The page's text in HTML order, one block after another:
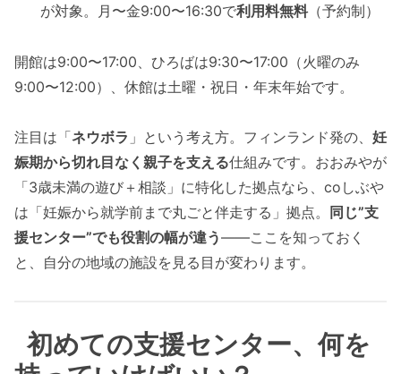
が対象。月〜金9:00〜16:30で利用料無料（予約制）
開館は9:00〜17:00、ひろばは9:30〜17:00（火曜のみ
9:00〜12:00）、休館は土曜・祝日・年末年始です。
注目は「ネウボラ 」という考え方。フィンランド発の、 妊
娠期から切れ目なく親子を支える仕組みです。おおみやが
「3歳未満の遊び＋相談」に特化した拠点なら、coしぶや
は「妊娠から就学前まで丸ごと伴走する」拠点。
同じ”支
援センター”でも役割の幅が違う——ここを知っておく
と、自分の地域の施設を見る目が変わります。
初めての支援センター、何を